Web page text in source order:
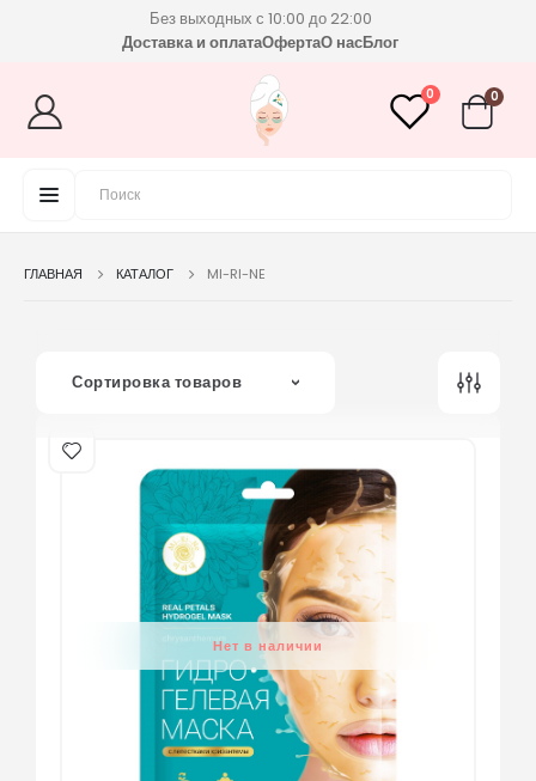
Без выходных с 10:00 до 22:00
Доставка и оплатаОфертаО насБлог
0 0
ГЛАВНАЯ КАТАЛОГ MI-RI-NE
Сортировка товаров
Нет в наличии